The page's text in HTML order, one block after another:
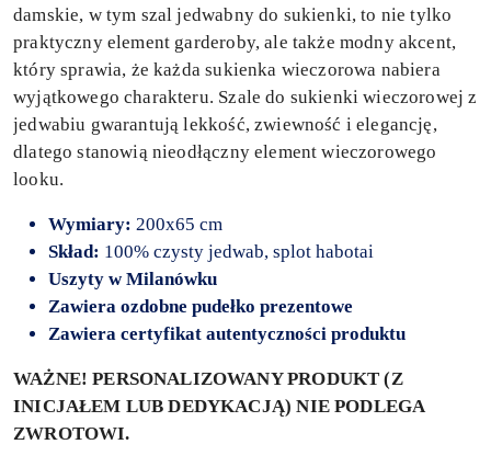
damskie, w tym szal jedwabny do sukienki, to nie tylko
praktyczny element garderoby, ale także modny akcent,
który sprawia, że każda sukienka wieczorowa nabiera
wyjątkowego charakteru. Szale do sukienki wieczorowej z
jedwabiu gwarantują lekkość, zwiewność i elegancję,
dlatego stanowią nieodłączny element wieczorowego
looku.
Wymiary: 200x65 cm
Skład: 100% czysty jedwab, splot habotai
Uszyty w Milanówku
Zawiera ozdobne pudełko prezentowe
Zawiera certyfikat autentyczności produktu
WAŻNE! PERSONALIZOWANY PRODUKT (Z
INICJAŁEM LUB DEDYKACJĄ) NIE PODLEGA
ZWROTOWI.